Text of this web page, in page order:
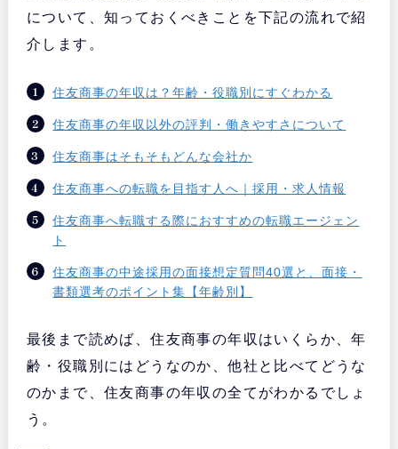
について、知っておくべきことを下記の流れで紹
介します。
住友商事の年収は？年齢・役職別にすぐわかる
住友商事の年収以外の評判・働きやすさについて
住友商事はそもそもどんな会社か
住友商事への転職を目指す人へ｜採用・求人情報
住友商事へ転職する際におすすめの転職エージェン
ト
住友商事の中途採用の面接想定質問40選と、面接・
書類選考のポイント集【年齢別】
最後まで読めば、住友商事の年収はいくらか、年
齢・役職別にはどうなのか、他社と比べてどうな
のかまで、住友商事の年収の全てがわかるでしょ
う。